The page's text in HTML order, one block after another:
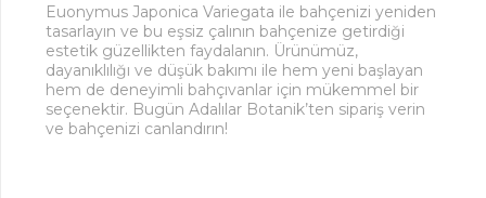
Euonymus Japonica Variegata ile bahçenizi yeniden
tasarlayın ve bu eşsiz çalının bahçenize getirdiği
estetik güzellikten faydalanın. Ürünümüz,
dayanıklılığı ve düşük bakımı ile hem yeni başlayan
hem de deneyimli bahçıvanlar için mükemmel bir
seçenektir. Bugün Adalılar Botanik’ten sipariş verin
ve bahçenizi canlandırın!